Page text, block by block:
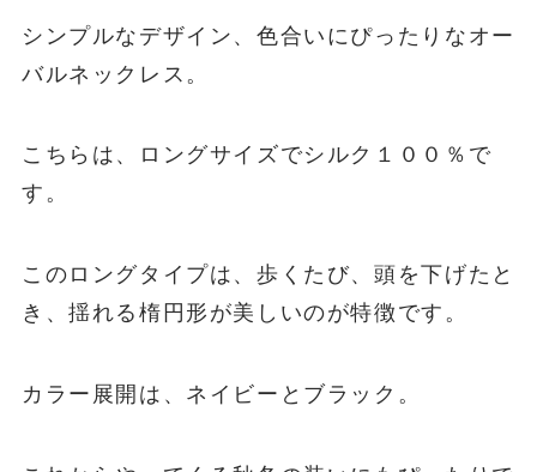
シンプルなデザイン、色合いにぴったりなオー
バルネックレス。
こちらは、ロングサイズでシルク１００％で
す。
このロングタイプは、歩くたび、頭を下げたと
き、揺れる楕円形が美しいのが特徴です。
カラー展開は、ネイビーとブラック。